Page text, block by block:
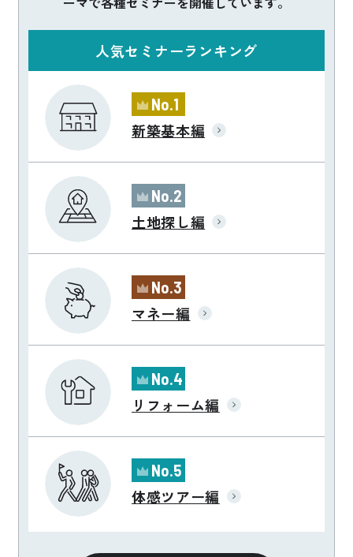
人気セミナーランキング
No.1
新築基本編
No.2
土地探し編
No.3
マネー編
No.4
リフォーム編
No.5
体感ツアー編